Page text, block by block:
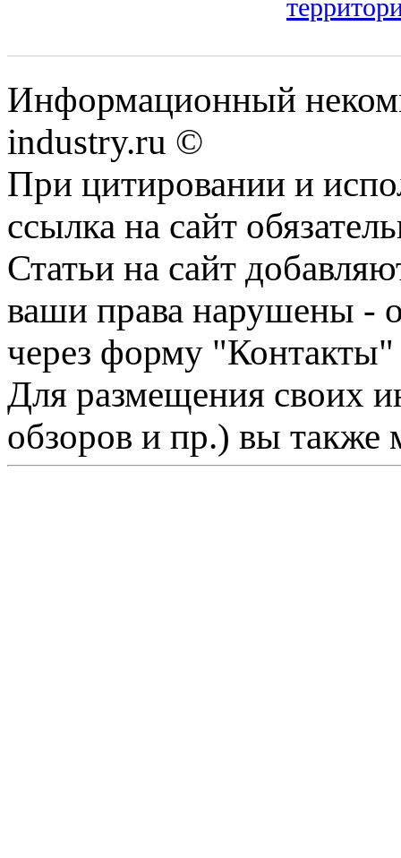
Информационный
industry.ru ©
При цитировании и
ссылка на сайт
Статьи на сайт
ваши права нарушены -
через форму "Контакты"
Для размещения своих
обзоров и пр.) вы также